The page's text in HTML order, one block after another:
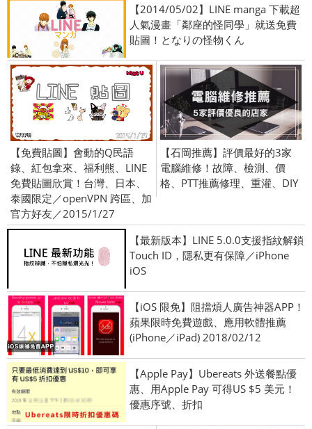
【2014/05/02】LINE manga 下載超
人氣漫畫「鄰座的怪同學」就送免費
貼圖！となりの怪物くん
【免費貼圖】會動的Q民語
錄、紅包拿來、福利熊、LINE
免費貼圖欣賞！台灣、日本、
泰國限定／openVPN 跨區、加
官方好友／2015/1/27
【石岡推薦】評價最好的3家
電腦維修！故障、檢測、價
格、PTT推薦修理、重灌、DIY
【最新版本】LINE 5.0.0支援指紋解鎖
Touch ID，隱私更有保障／iPhone
iOS
【iOS 限免】阻擋煩人廣告神器APP！
蘋果限時免費遊戲、應用軟體推薦
(iPhone／iPad) 2018/02/12
【Apple Pay】Ubereats 外送餐點優
惠、用Apple Pay 可得US $5 美元！
優惠序號、折扣